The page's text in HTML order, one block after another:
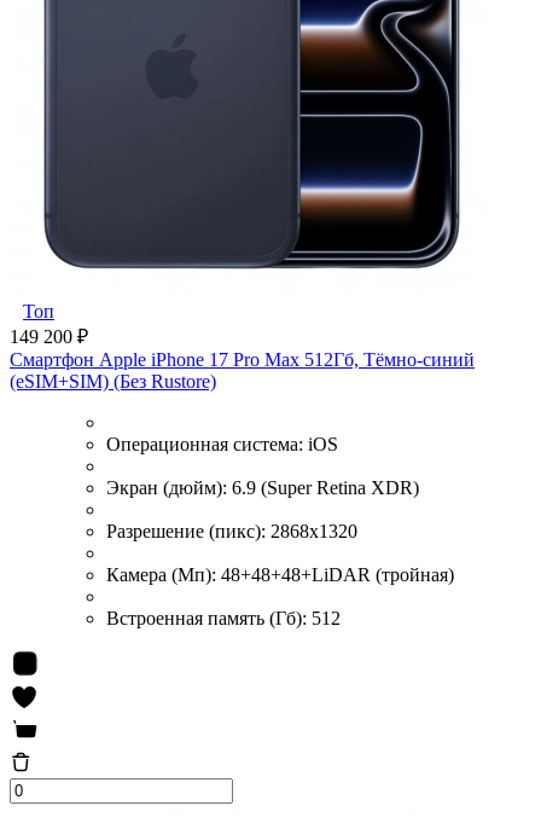
Топ
149 200 ₽
Смартфон Apple iPhone 17 Pro Max 512Гб, Тёмно-синий
(eSIM+SIM) (Без Rustore)
Операционная система: iOS
Экран (дюйм): 6.9 (Super Retina XDR)
Разрешение (пикс): 2868x1320
Камера (Мп): 48+48+48+LiDAR (тройная)
Встроенная память (Гб): 512